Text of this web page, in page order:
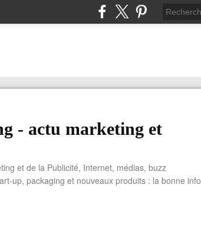
- actu marketing et
et de la Publicité, Internet, médias, buzz
up, packaging et nouveaux produits : la bonne info